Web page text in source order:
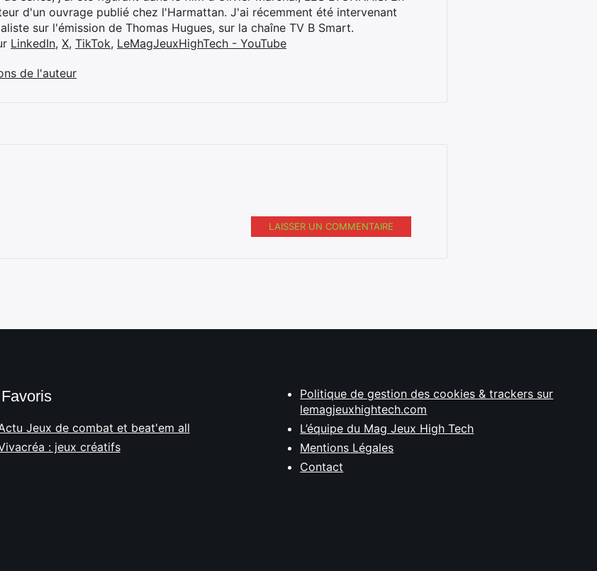
d'un ouvrage publié chez l'Harmattan. J'ai récemment été intervenant
sur l'émission de Thomas Hugues, sur la chaîne TV B Smart.
LinkedIn, X, TikTok, LeMagJeuxHighTech - YouTube
de l'auteur
LAISSER UN COMMENTAIRE
Favoris
Jeux de combat et beat'em all
: jeux créatifs
Politique de gestion des cookies & trackers sur
lemagjeuxhightech.com
L’équipe du Mag Jeux High Tech
Mentions Légales
Contact